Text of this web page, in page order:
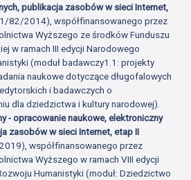
publikacja zasobów w sieci Internet,
82/2014), współfinansowanego przez
Wyższego ze środków Funduszu
w ramach III edycji Narodowego
(moduł badawczy1.1: projekty
naukowe dotyczące długofalowych
i badawczych o
dla dziedzictwa i kultury narodowej).
- opracowanie naukowe, elektroniczny
zasobów w sieci Internet, etap II
współfinansowanego przez
Wyższego w ramach VIII edycji
Humanistyki (moduł: Dziedzictwo